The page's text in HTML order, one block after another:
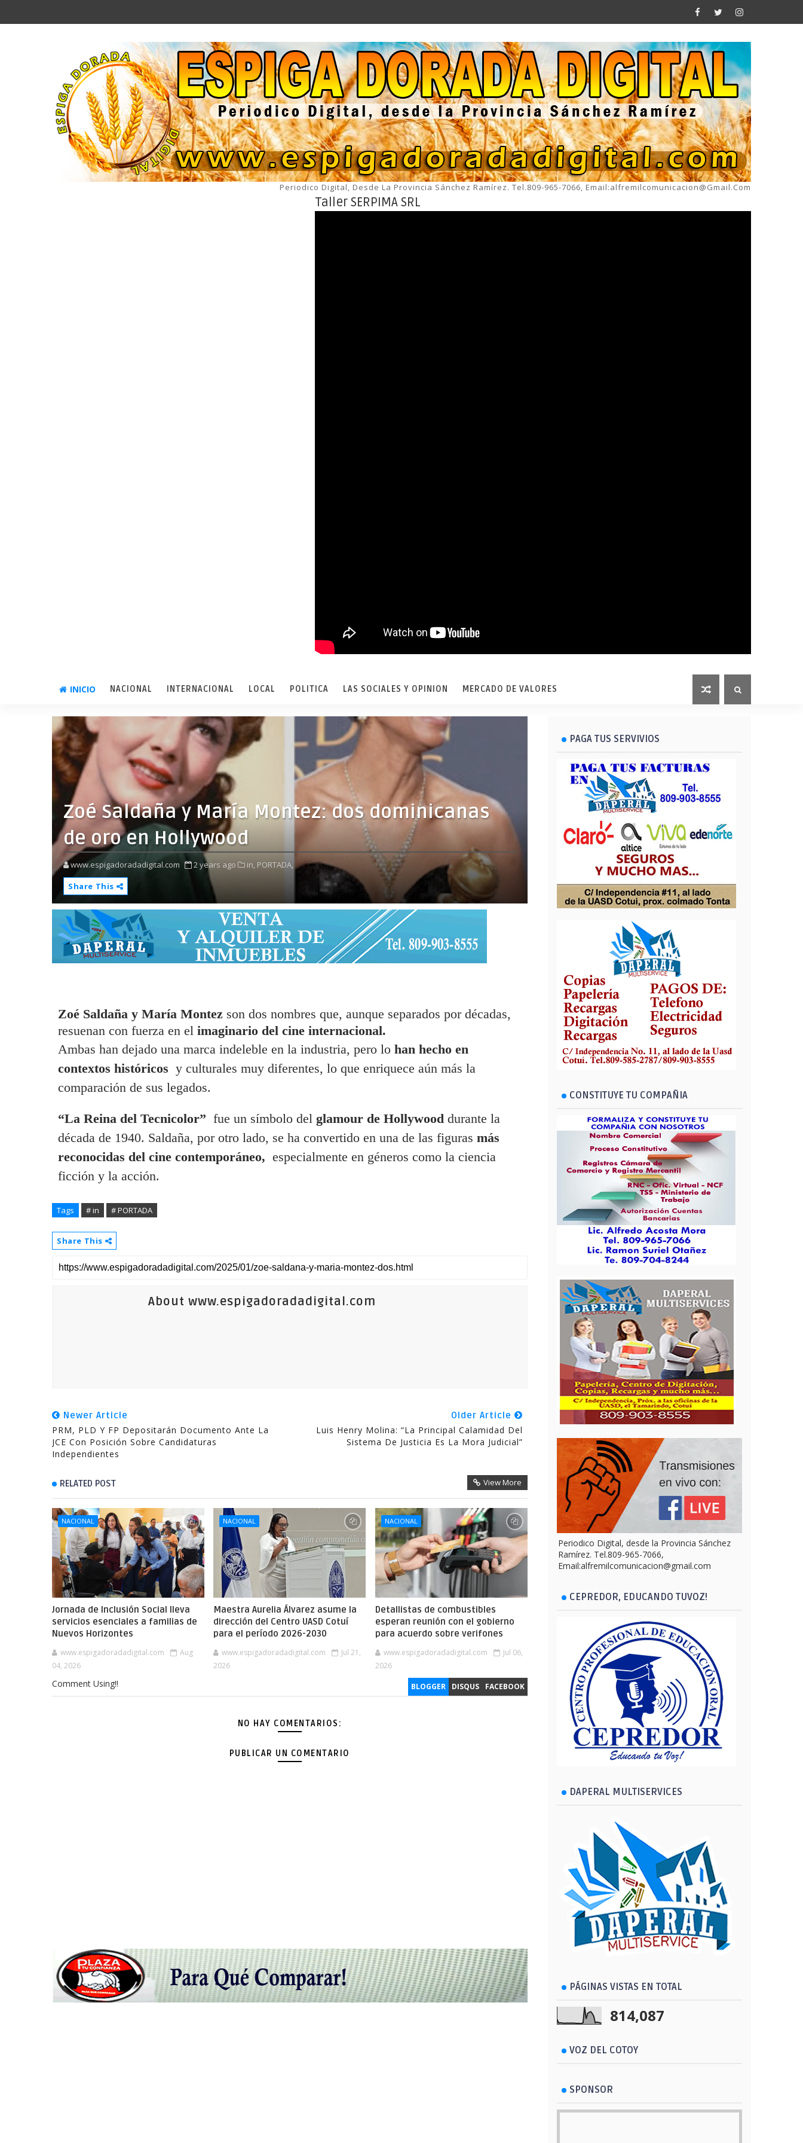
Periodico Digital, Desde La Provincia Sánchez Ramírez. Tel.809-965-7066, Email:alfremilcomunicacion@gmail.com
Taller SERPIMA SRL
INICIO NACIONAL INTERNACIONAL LOCAL POLITICA LAS SOCIALES Y OPINION MERCADO DE VALORES
Zoé Saldaña y María Montez: dos dominicanas
de oro en Hollywood
www.espigadoradadigital.com 2 years ago in, PORTADA,
Share This
Zoé Saldaña y María Montez son dos nombres que, aunque separados por décadas,
resuenan con fuerza en el imaginario del cine internacional.
Ambas han dejado una marca indeleble en la industria, pero lo han hecho en
contextos históricos y culturales muy diferentes, lo que enriquece aún más la
comparación de sus legados.
“La Reina del Tecnicolor” fue un símbolo del glamour de Hollywood durante la
década de 1940. Saldaña, por otro lado, se ha convertido en una de las figuras más
reconocidas del cine contemporáneo, especialmente en géneros como la ciencia
ficción y la acción.
Tags # in # PORTADA
Share This
About www.espigadoradadigital.com
Newer Article
PRM, PLD Y FP Depositarán Documento Ante La
JCE Con Posición Sobre Candidaturas
Independientes
Older Article
Luis Henry Molina: “La Principal Calamidad Del
Sistema De Justicia Es La Mora Judicial”
RELATED POST View More
NACIONAL
Jornada de Inclusión Social lleva
servicios esenciales a familias de
Nuevos Horizontes
www.espigadoradadigital.com
Aug
04, 2026
NACIONAL
Maestra Aurelia Álvarez asume la
dirección del Centro UASD Cotuí
para el período 2026-2030
www.espigadoradadigital.com
Jul 21,
2026
NACIONAL
Detallistas de combustibles
esperan reunión con el gobierno
para acuerdo sobre verifones
www.espigadoradadigital.com
Jul 06,
2026
BLOGGER DISQUS FACEBOOK
Comment Using!!
NO HAY COMENTARIOS:
PUBLICAR UN COMENTARIO
PAGA TUS SERVIVIOS
CONSTITUYE TU COMPAÑIA
Periodico Digital, desde la Provincia Sánchez
Ramírez. Tel.809-965-7066,
Email:alfremilcomunicacion@gmail.com
CEPREDOR, EDUCANDO TUVOZ!
DAPERAL MULTISERVICES
PÁGINAS VISTAS EN TOTAL
814,087
VOZ DEL COTOY
SPONSOR